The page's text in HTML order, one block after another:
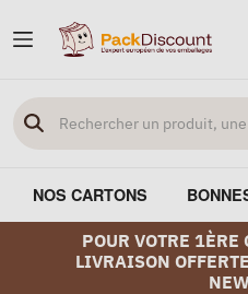
NOS CARTONS
POUR VOTRE
LIVRAISON